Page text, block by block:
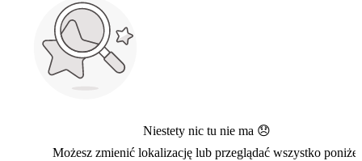
Niestety nic tu nie ma 😞
Możesz zmienić lokalizację lub przeglądać wszystko poniżej